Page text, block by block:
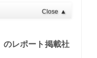
Close ▲
レポート掲載社